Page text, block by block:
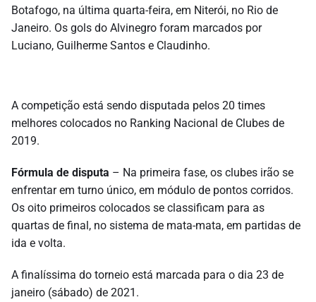
Botafogo, na última quarta-feira, em Niterói, no Rio de
Janeiro. Os gols do Alvinegro foram marcados por
Luciano, Guilherme Santos e Claudinho.
A competição está sendo disputada pelos 20 times
melhores colocados no Ranking Nacional de Clubes de
2019.
Fórmula de disputa – Na primeira fase, os clubes irão se
enfrentar em turno único, em módulo de pontos corridos.
Os oito primeiros colocados se classificam para as
quartas de final, no sistema de mata-mata, em partidas de
ida e volta.
A finalíssima do torneio está marcada para o dia 23 de
janeiro (sábado) de 2021.